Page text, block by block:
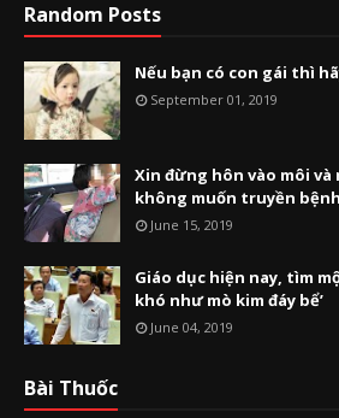
Random Posts
Nếu bạn có con gái thì
September 01, 2019
Xin đừng hôn vào môi
không muốn truyền
June 15, 2019
Giáo dục hiện nay, tìm
khó như mò kim đáy bể’
June 04, 2019
Bài Thuốc